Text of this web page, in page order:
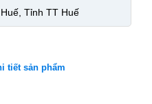
Tỉnh TT Huế
tiết sản phẩm